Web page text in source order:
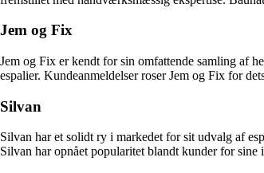
Jem og Fix
Jem og Fix er kendt for sin omfattende samling af
espalier. Kundeanmeldelser roser Jem og Fix for
Silvan
Silvan har et solidt ry i markedet for sit udvalg af
Silvan har opnået popularitet blandt kunder for